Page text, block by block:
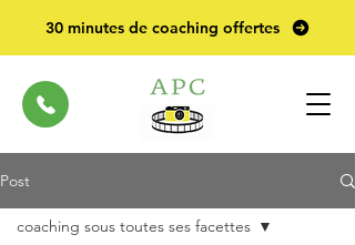
30 minutes de coaching offertes
Post
coaching sous toutes ses facettes